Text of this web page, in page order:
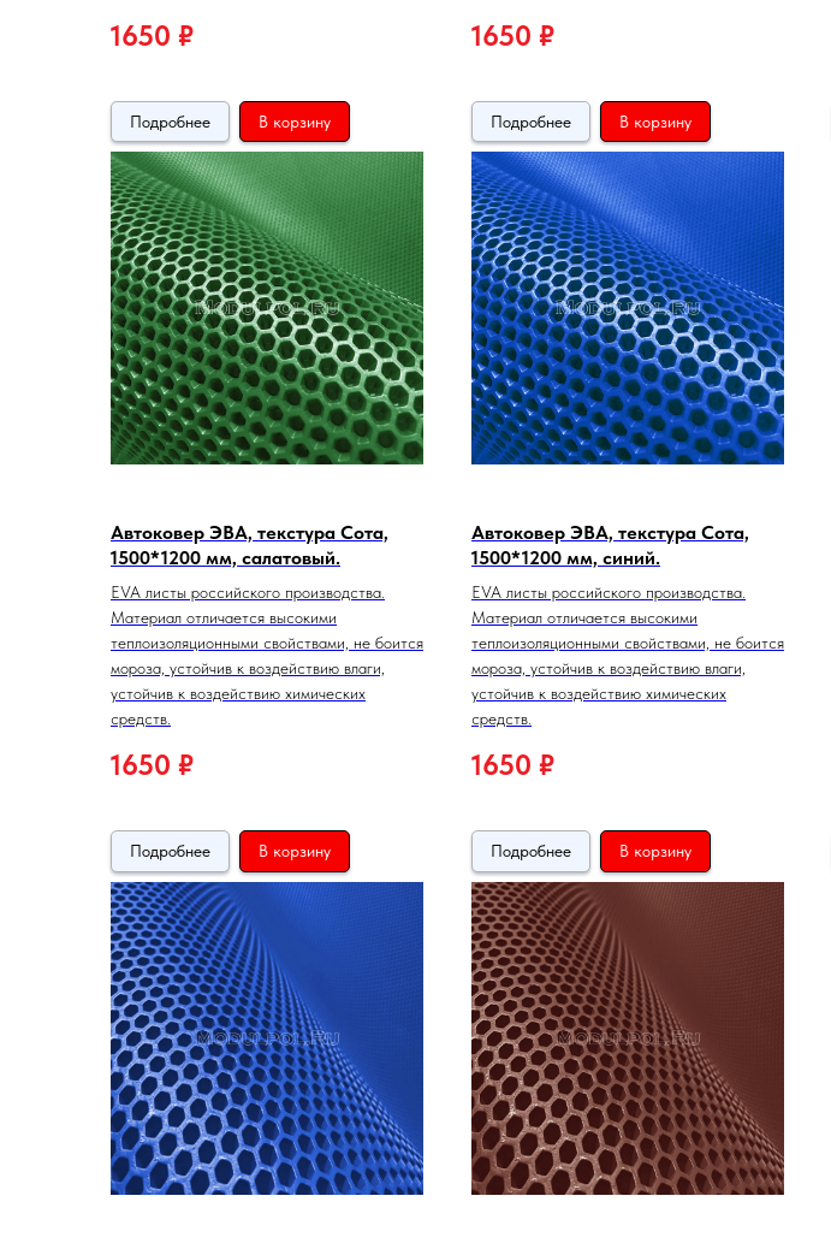
1650 ₽
Подробнее В корзину
1650 ₽
Подробнее В корзину
Автоковер ЭВА, текстура Сота,
1500*1200 мм, салатовый.
EVA листы российского производства.
Материал отличается высокими
теплоизоляционными свойствами, не боится
мороза, устойчив к воздействию влаги,
устойчив к воздействию химических
средств.
1650 ₽
Подробнее В корзину
Автоковер ЭВА, текстура Сота,
1500*1200 мм, синий.
EVA листы российского производства.
Материал отличается высокими
теплоизоляционными свойствами, не боится
мороза, устойчив к воздействию влаги,
устойчив к воздействию химических
средств.
1650 ₽
Подробнее В корзину